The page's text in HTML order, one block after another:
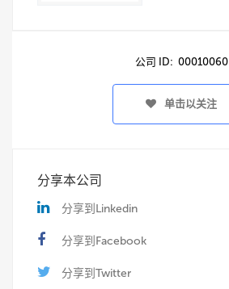
公司 ID: 00010060
单击以关注
分享本公司
分享到Linkedin
分享到Facebook
分享到Twitter